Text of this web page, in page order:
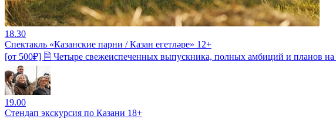
18.30
Спектакль «Казанские парни / Казан егетләре» 12+
[от 500₽] 🗎 Четыре свежеиспеченных выпускника, полных амбиций и планов
19.00
Стендап экскурсия по Казани 18+